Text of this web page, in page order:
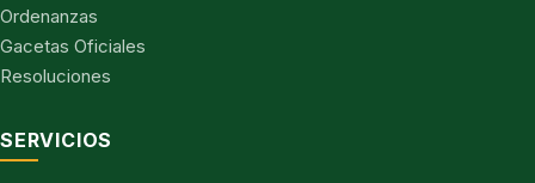
Ordenanzas
Gacetas Oficiales
Resoluciones
SERVICIOS